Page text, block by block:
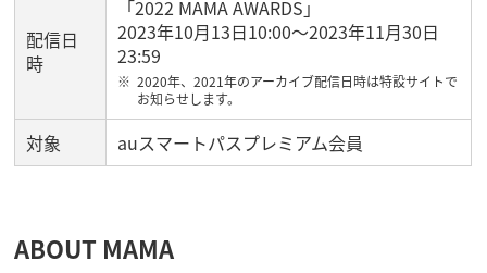
配信日
時
「2022 MAMA AWARDS」
2023年10月13日10:00〜2023年11月30日
23:59
2020年、2021年のアーカイブ配信日時は特設サイトで
お知らせします。
対象 auスマートパスプレミアム会員
ABOUT MAMA